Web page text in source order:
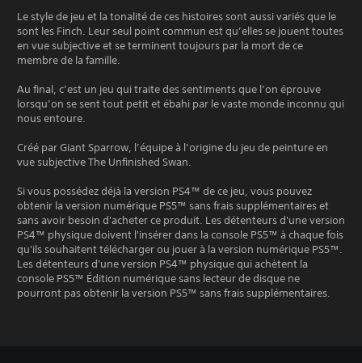
Le style de jeu et la tonalité de ces histoires sont aussi variés que le
sont les Finch. Leur seul point commun est qu’elles se jouent toutes
en vue subjective et se terminent toujours par la mort de ce
membre de la famille.
Au final, c’est un jeu qui traite des sentiments que l’on éprouve
lorsqu’on se sent tout petit et ébahi par le vaste monde inconnu qui
nous entoure.
Créé par Giant Sparrow, l’équipe à l’origine du jeu de peinture en
vue subjective The Unfinished Swan.
Si vous possédez déjà la version PS4™ de ce jeu, vous pouvez
obtenir la version numérique PS5™ sans frais supplémentaires et
sans avoir besoin d'acheter ce produit. Les détenteurs d'une version
PS4™ physique doivent l'insérer dans la console PS5™ à chaque fois
qu'ils souhaitent télécharger ou jouer à la version numérique PS5™.
Les détenteurs d'une version PS4™ physique qui achètent la
console PS5™ Édition numérique sans lecteur de disque ne
pourront pas obtenir la version PS5™ sans frais supplémentaires.